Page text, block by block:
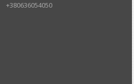
+380636054050